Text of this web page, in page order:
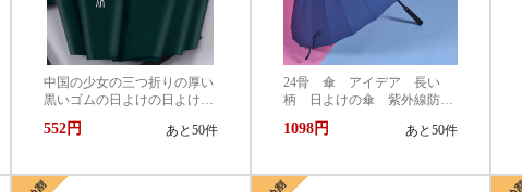
中国の少女の三つ折りの厚い
黒いゴムの日よけの日よけの
日傘UV 9合板の傘の卸売り価
格
552円 あと50件
24骨 傘 アイデア 長い
柄 日よけの傘 紫外線防止
ワンタッチ開き 丈夫 撥水 耐
風 梅雨対策 晴雨兼用 収納ポ
1098円 あと50件